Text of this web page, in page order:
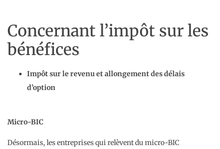
Concernant l’impôt sur les
bénéfices
Impôt sur le revenu et allongement des délais
d’option
Micro-BIC
Désormais, les entreprises qui relèvent du micro-BIC